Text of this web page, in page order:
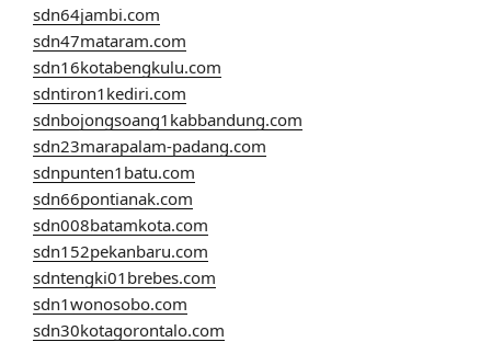
sdn64jambi.com
sdn47mataram.com
sdn16kotabengkulu.com
sdntiron1kediri.com
sdnbojongsoang1kabbandung.com
sdn23marapalam-padang.com
sdnpunten1batu.com
sdn66pontianak.com
sdn008batamkota.com
sdn152pekanbaru.com
sdntengki01brebes.com
sdn1wonosobo.com
sdn30kotagorontalo.com